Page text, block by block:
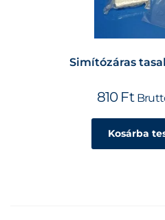
Simítózáras
810 Ft
Kosárba